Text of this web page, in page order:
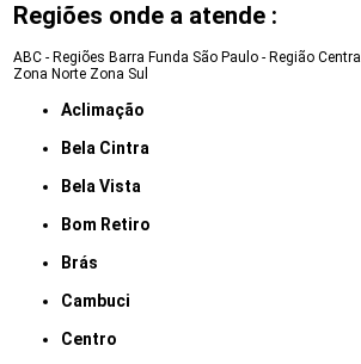
Regiões onde a atende :
ABC - Regiões Barra Funda São Paulo - Região Central
Zona Norte Zona Sul
Aclimação
Bela Cintra
Bela Vista
Bom Retiro
Brás
Cambuci
Centro